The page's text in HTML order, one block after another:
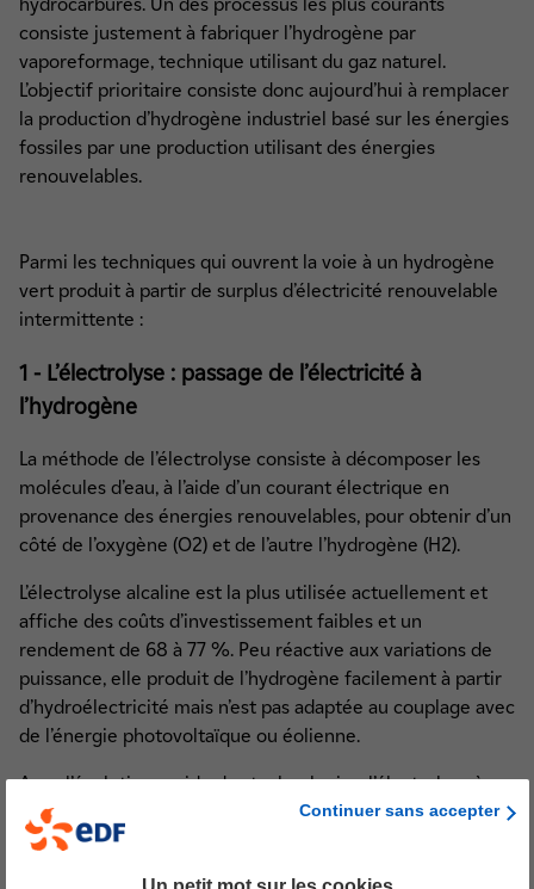
consiste justement à fabriquer l’hydrogène par
vaporeformage, technique utilisant du gaz naturel.
L’objectif prioritaire consiste donc aujourd’hui à remplacer
la production d’hydrogène industriel basé sur les énergies
fossiles par une production utilisant des énergies
renouvelables.
Parmi les techniques qui ouvrent la voie à un hydrogène
vert produit à partir de surplus d’électricité renouvelable
intermittente :
1 - L’électrolyse : passage de l’électricité à
l’hydrogène
La méthode de l’électrolyse consiste à décomposer les
molécules d’eau, à l’aide d’un courant électrique en
provenance des énergies renouvelables, pour obtenir d’un
côté de l’oxygène (O2) et de l’autre l’hydrogène (H2).
L’électrolyse alcaline est la plus utilisée actuellement et
affiche des coûts d’investissement faibles et un
rendement de 68 à 77 %. Peu réactive aux variations de
puissance, elle produit de l’hydrogène facilement à partir
d’hydroélectricité mais n’est pas adaptée au couplage avec
de l’énergie photovoltaïque ou éolienne.
Avec l’évolution rapide des technologies, l’électrolyse à
membrane PEM (Membrane à échange de proton) ouvre
de nouvelles voies. Son rendement est sensiblement
Continuer sans accepter